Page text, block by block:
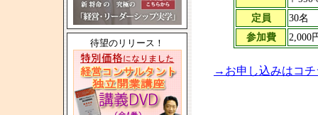
待望のリリース！
定員
30名
参加費
2,000
→お申し込みはコチ